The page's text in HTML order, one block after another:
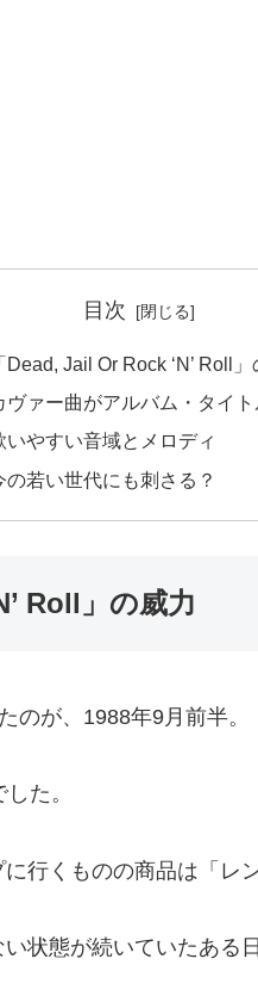
目次
Dead, Jail Or Rock ‘N’ Roll
ヴァー曲がアルバム・タイ
いやすい音域とメロディ
の若い世代にも刺さる？
Roll」の威力
のが、1988年9月前半。
た。
行くものの商品は「レ
状態が続いていたある